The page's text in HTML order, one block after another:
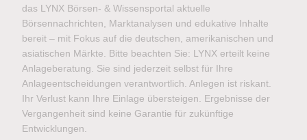
das LYNX Börsen- & Wissensportal aktuelle
Börsennachrichten, Marktanalysen und edukative Inhalte
bereit – mit Fokus auf die deutschen, amerikanischen und
asiatischen Märkte. Bitte beachten Sie: LYNX erteilt keine
Anlageberatung. Sie sind jederzeit selbst für Ihre
Anlageentscheidungen verantwortlich. Anlegen ist riskant.
Ihr Verlust kann Ihre Einlage übersteigen. Ergebnisse der
Vergangenheit sind keine Garantie für zukünftige
Entwicklungen.